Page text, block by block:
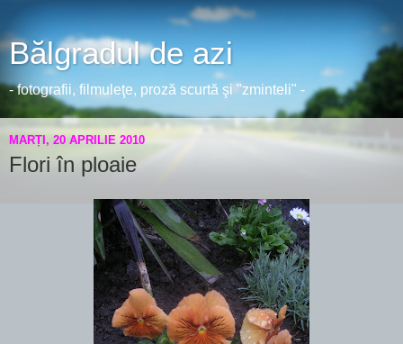
Bălgradul de azi
- fotografii, filmuleţe, proză scurtă şi "zminteli" -
MARȚI, 20 APRILIE 2010
Flori în ploaie